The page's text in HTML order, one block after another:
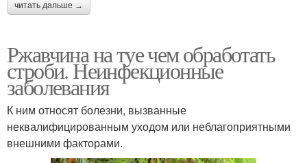
читать дальше →
Ржавчина на туе чем обработать
строби. Неинфекционные
заболевания
К ним относят болезни, вызванные
неквалифицированным уходом или неблагоприятными
внешними факторами.